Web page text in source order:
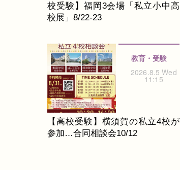
校受験】福岡3会場「私立小中高
校展」8/22-23
【高校受験】横須賀の私立4校が
参加…合同相談会10/12
教育・受験
2026.8.5 Wed
11:15